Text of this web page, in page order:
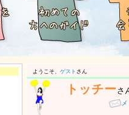
ようこそ、 ゲスト さん
トッチー さ